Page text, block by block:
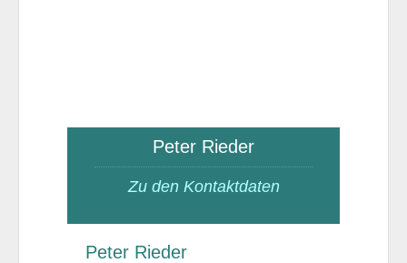
Peter Rieder
Zu den Kontaktdaten
Peter Rieder